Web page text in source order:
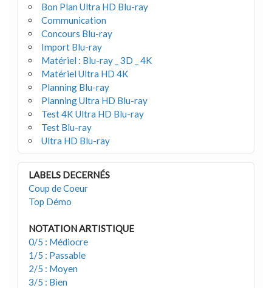
Bon Plan Ultra HD Blu-ray
Communication
Concours Blu-ray
Import Blu-ray
Matériel : Blu-ray _ 3D _ 4K
Matériel Ultra HD 4K
Planning Blu-ray
Planning Ultra HD Blu-ray
Test 4K Ultra HD Blu-ray
Test Blu-ray
Ultra HD Blu-ray
LABELS DECERNÉS
Coup de Coeur
Top Démo
NOTATION ARTISTIQUE
0/5 : Médiocre
1/5 : Passable
2/5 : Moyen
3/5 : Bien